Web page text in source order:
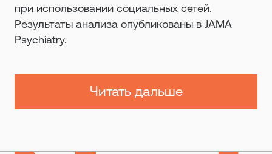
при использовании социальных сетей.
Результаты анализа опубликованы в JAMA
Psychiatry.
Читать дальше